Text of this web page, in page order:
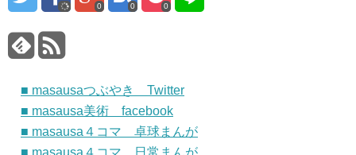
0 0 0
■ masausaつぶやき Twitter
■ masausa美術 facebook
■ masausa４コマ 卓球まんが
■ masausa４コマ 日常まんが